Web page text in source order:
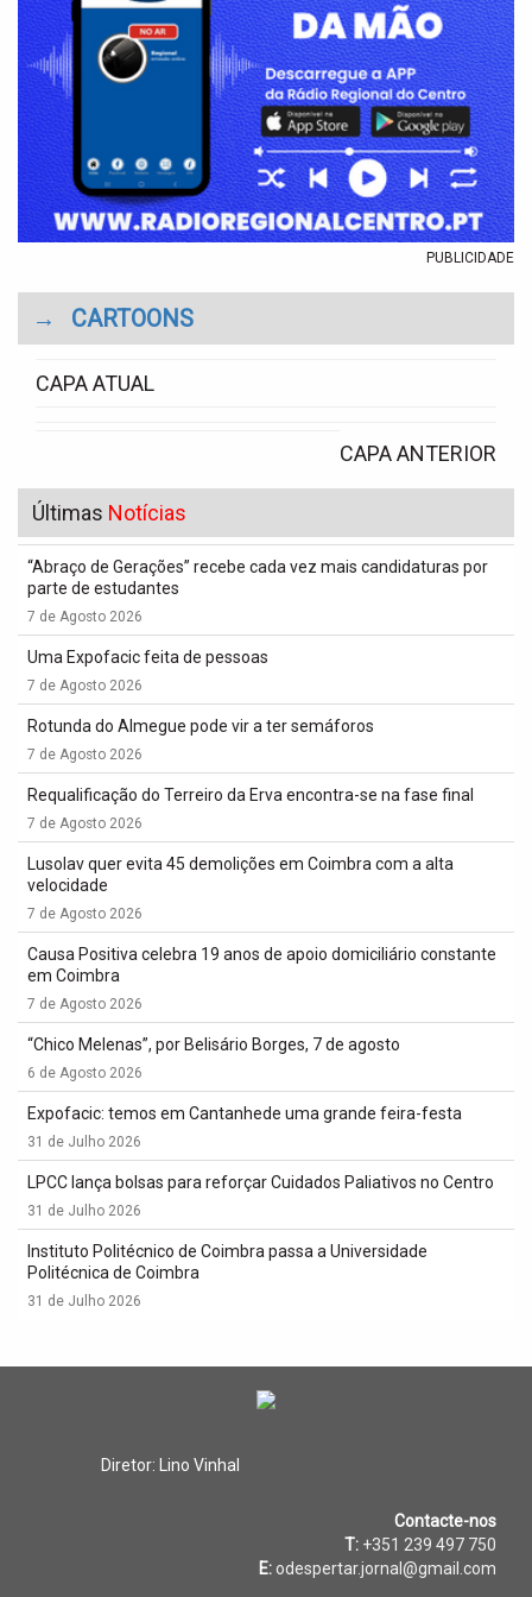
PUBLICIDADE
→ CARTOONS
CAPA ATUAL
CAPA ANTERIOR
Últimas Notícias
“Abraço de Gerações” recebe cada vez mais candidaturas por
parte de estudantes
7 de Agosto 2026
Uma Expofacic feita de pessoas
7 de Agosto 2026
Rotunda do Almegue pode vir a ter semáforos
7 de Agosto 2026
Requalificação do Terreiro da Erva encontra-se na fase final
7 de Agosto 2026
Lusolav quer evita 45 demolições em Coimbra com a alta
velocidade
7 de Agosto 2026
Causa Positiva celebra 19 anos de apoio domiciliário constante
em Coimbra
7 de Agosto 2026
“Chico Melenas”, por Belisário Borges, 7 de agosto
6 de Agosto 2026
Expofacic: temos em Cantanhede uma grande feira-festa
31 de Julho 2026
LPCC lança bolsas para reforçar Cuidados Paliativos no Centro
31 de Julho 2026
Instituto Politécnico de Coimbra passa a Universidade
Politécnica de Coimbra
31 de Julho 2026
Diretor: Lino Vinhal
Contacte-nos
T: +351 239 497 750
E: odespertar.jornal@gmail.com